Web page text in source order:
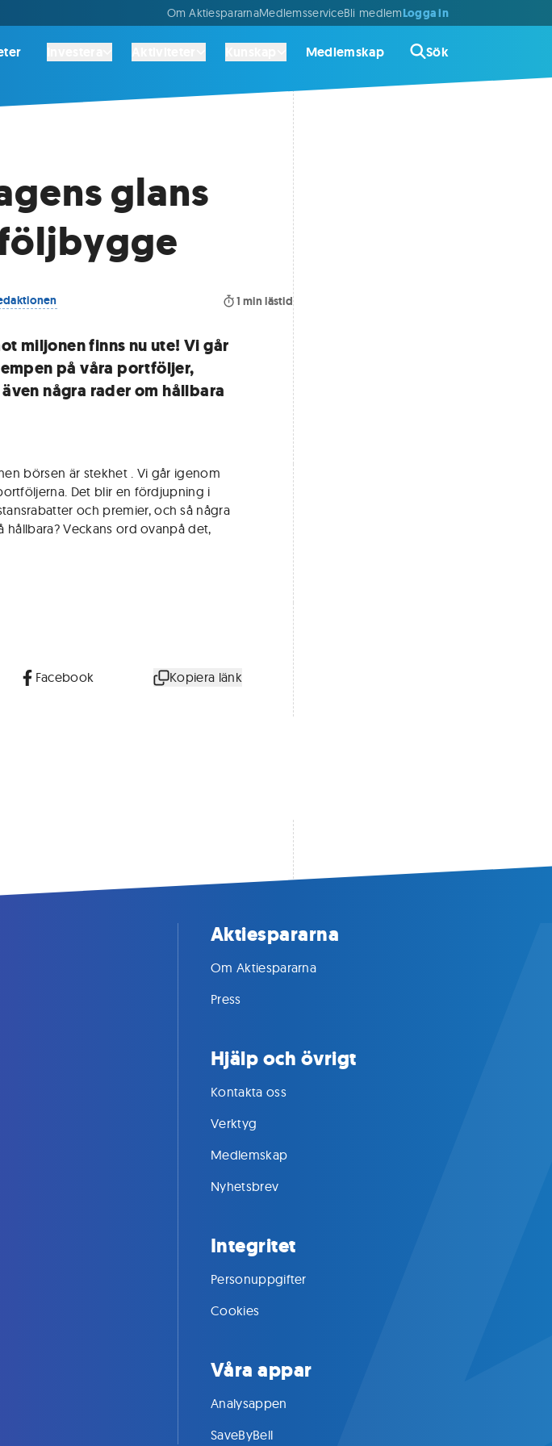
Om AktiespararnaMedlemsserviceBli medlemLogga in
Medlemskap Sök
glans
1 min lästid
miljonen finns nu ute! Vi går
på våra portföljer,
några rader om hållbara
börsen är stekhet . Vi går igenom
Det blir en fördjupning i
och premier, och så några
hållbara? Veckans ord ovanpå det,
Facebook Kopiera länk
Aktiespararna
Om Aktiespararna
Press
Hjälp och övrigt
Kontakta oss
Verktyg
Medlemskap
Nyhetsbrev
Integritet
Personuppgifter
Cookies
Våra appar
Analysappen
SaveByBell